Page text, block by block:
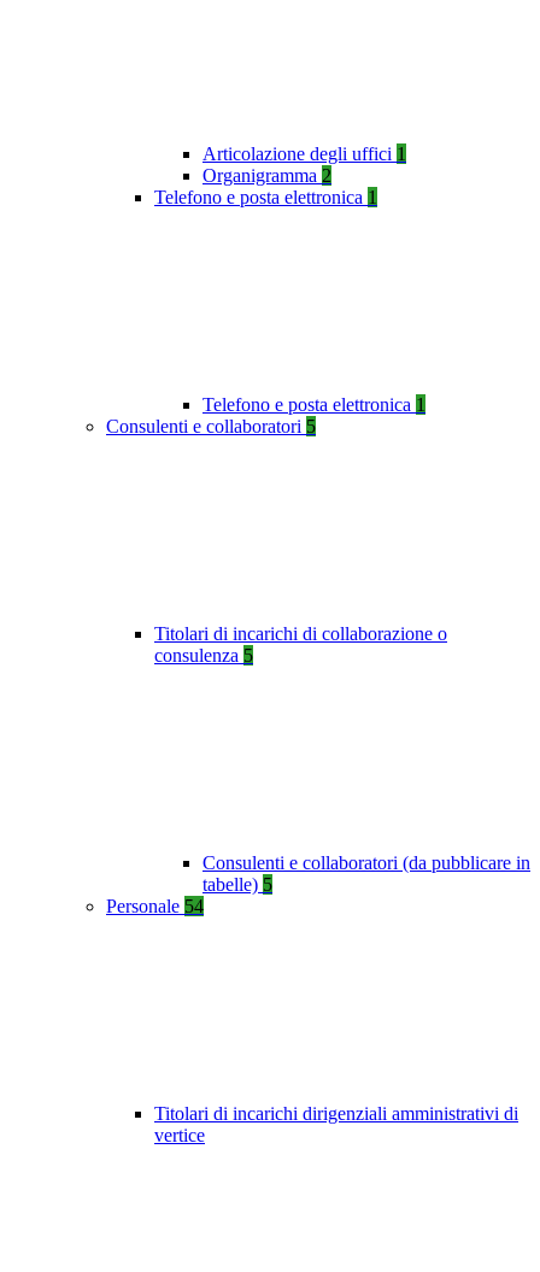
Articolazione degli uffici 1
Organigramma 2
Telefono e posta elettronica 1
Telefono e posta elettronica 1
Consulenti e collaboratori 5
Titolari di incarichi di collaborazione o
consulenza 5
Consulenti e collaboratori (da pubblicare in
tabelle) 5
Personale 54
Titolari di incarichi dirigenziali amministrativi di
vertice